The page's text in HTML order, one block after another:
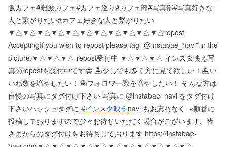
阪カフェ#難波カフェ#カフェ巡り#カフェ部#写真部#写真好きな
人と繋がりたい#カフェ好きな人と繋がりたい
▼△▼△▼△▼△▼△▼△▼△▼△▼△▼△▼△ repost
Accepting If you wish to repost please tag "@instabae_navi" in the
picture. ▼△▼△▼△ repost受付中 ▼△▼△▼△ インスタ映え写
真のrepostを受付中です🤗 🏝少しでも多く方に見て欲しい！ 🏝い
いね数を増やしたい！ 🏝フォロワー数を増やしたい！ そんな方は
自慢の写真にタグ付け下さい 写真に @instabae_navi をタグ付け
下さい️ ハッシュタグに #インスタ映え navi もお忘れなく ️ ※順番に
投稿しておりますので少々お待ちいただく場合がございます。 皆
さまからのタグ付けをお待ちしております https://instabae-